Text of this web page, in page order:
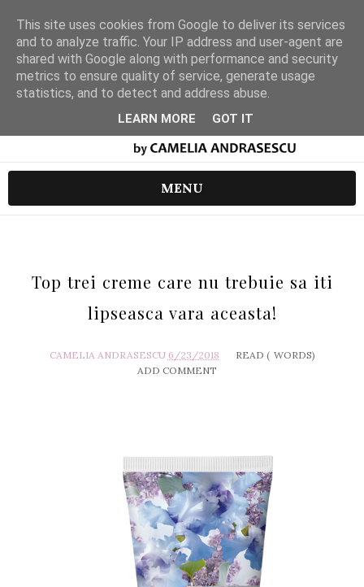
MENU
Top trei creme care nu trebuie sa iti
lipseasca vara aceasta!
CAMELIA ANDRASESCU 6/23/2018 READ ( WORDS)
ADD COMMENT
This site uses cookies from Google to deliver its services
and to analyze traffic. Your IP address and user-agent are
shared with Google along with performance and security
metrics to ensure quality of service, generate usage
statistics, and to detect and address abuse.
LEARN MORE GOT IT